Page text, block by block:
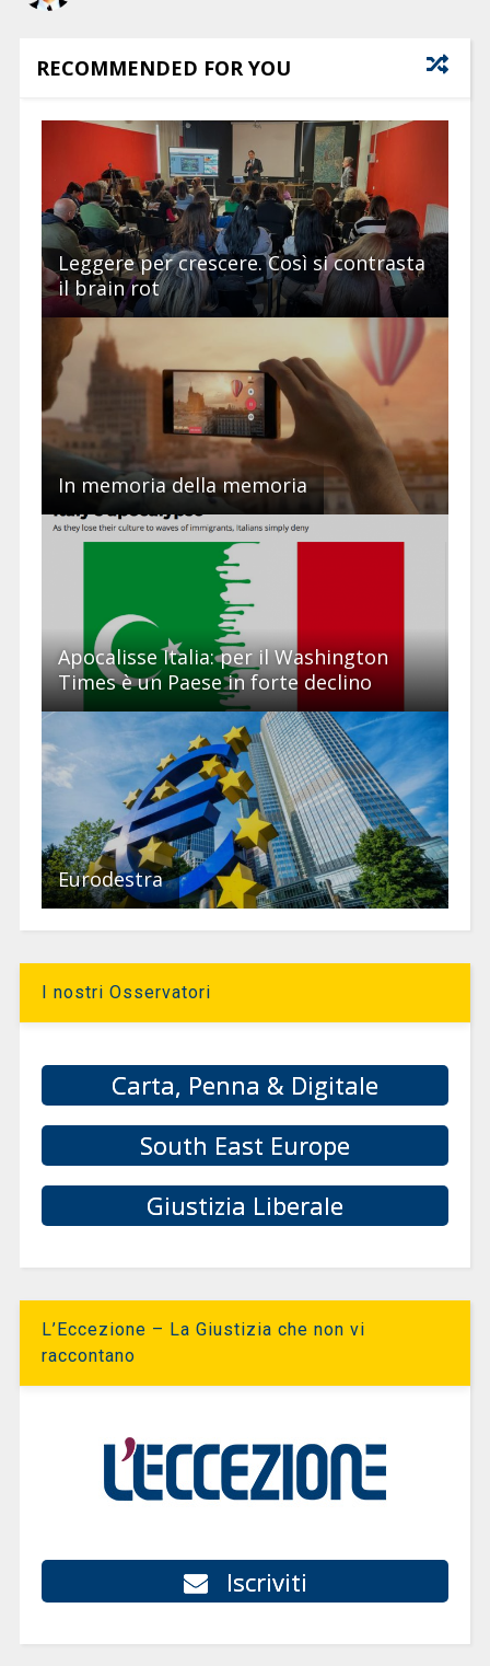
RECOMMENDED FOR YOU
Leggere per crescere. Così si contrasta
il brain rot
In memoria della memoria
Apocalisse Italia: per il Washington
Times è un Paese in forte declino
Eurodestra
I nostri Osservatori
Carta, Penna & Digitale
South East Europe
Giustizia Liberale
L’Eccezione – La Giustizia che non vi
raccontano
Iscriviti